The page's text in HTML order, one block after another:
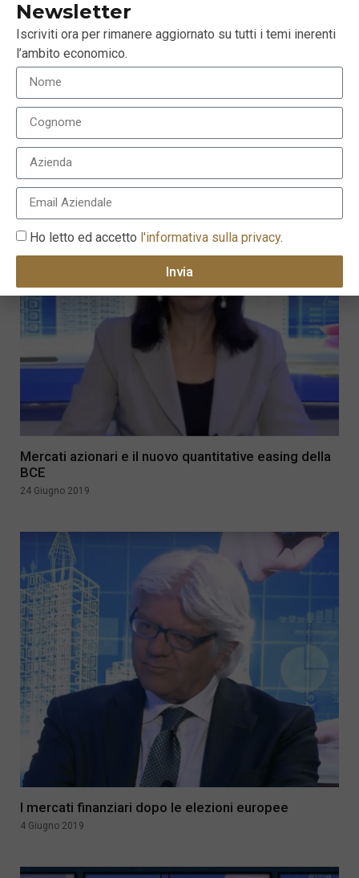
Fintech: AI e big data gestiranno gli investimenti
mondiali?
22 Luglio 2019
Mercati azionari e il nuovo quantitative easing della
BCE
24 Giugno 2019
I mercati finanziari dopo le elezioni europee
4 Giugno 2019
Newsletter
Iscriviti ora per rimanere aggiornato su tutti i temi inerenti
l’ambito economico.
Ho letto ed accetto l'informativa sulla privacy.
Invia